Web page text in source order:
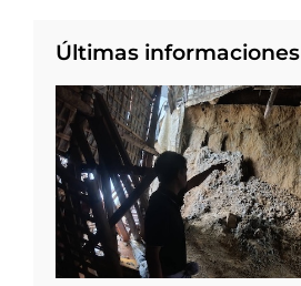
Últimas informaciones